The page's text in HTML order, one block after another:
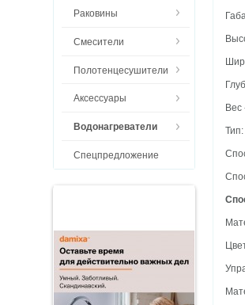
Раковины
Смесители
Полотенцесушители
Аксессуары
Водонагреватели
Спецпредложение
Вес